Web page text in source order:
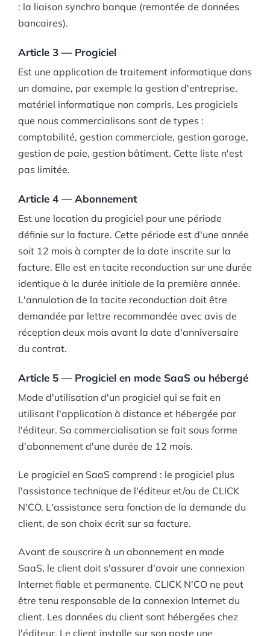
: la liaison synchro banque (remontée de données
bancaires).
Article 3 — Progiciel
Est une application de traitement informatique dans
un domaine, par exemple la gestion d'entreprise,
matériel informatique non compris. Les progiciels
que nous commercialisons sont de types :
comptabilité, gestion commerciale, gestion garage,
gestion de paie, gestion bâtiment. Cette liste n'est
pas limitée.
Article 4 — Abonnement
Est une location du progiciel pour une période
définie sur la facture. Cette période est d'une année
soit 12 mois à compter de la date inscrite sur la
facture. Elle est en tacite reconduction sur une durée
identique à la durée initiale de la première année.
L'annulation de la tacite reconduction doit être
demandée par lettre recommandée avec avis de
réception deux mois avant la date d'anniversaire
du contrat.
Article 5 — Progiciel en mode SaaS ou hébergé
Mode d'utilisation d'un progiciel qui se fait en
utilisant l'application à distance et hébergée par
l'éditeur. Sa commercialisation se fait sous forme
d'abonnement d'une durée de 12 mois.
Le progiciel en SaaS comprend : le progiciel plus
l'assistance technique de l'éditeur et/ou de CLICK
N'CO. L'assistance sera fonction de la demande du
client, de son choix écrit sur sa facture.
Avant de souscrire à un abonnement en mode
SaaS, le client doit s'assurer d'avoir une connexion
Internet fiable et permanente. CLICK N'CO ne peut
être tenu responsable de la connexion Internet du
client. Les données du client sont hébergées chez
l'éditeur. Le client installe sur son poste une